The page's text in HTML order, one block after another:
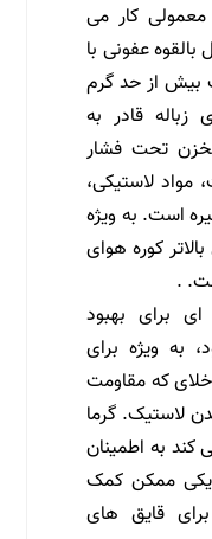
کار می
عفونی با
بیش از حد گرم
قادر به
تحت فشار
لاستیکی،
است. به ویژه
کوره هوای
.
ای برای بهبود
به ویژه برای
که مقاومت
لاستیک. گرما
کند به اطمینان
ممکن کمک
برای قایق های